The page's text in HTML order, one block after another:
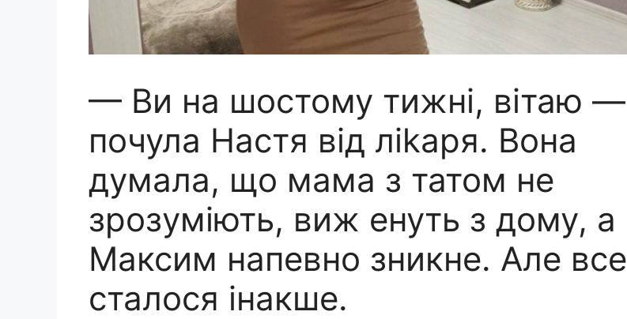
— Ви на шостому тижні, вітаю —
почула Настя від ліkаря. Вона
думала, що мама з татом не
зрозуміють, виж енуть з дому, а
Максим напевно зникне. Але все
сталося інакше.